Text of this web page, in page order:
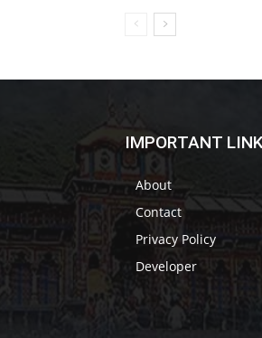
IMPORTANT
About
Contact
Privacy Policy
Developer